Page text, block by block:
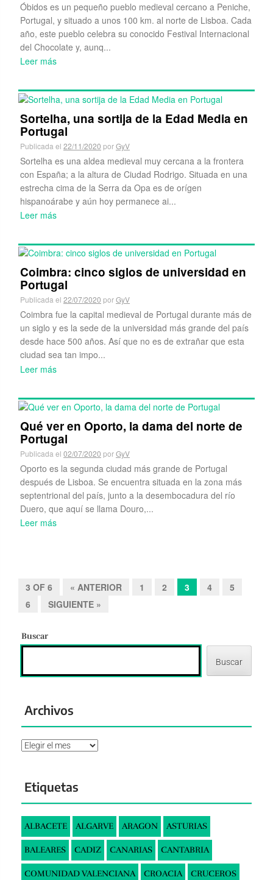
Óbidos es un pequeño pueblo medieval cercano a Peniche,
Portugal, y situado a unos 100 km. al norte de Lisboa. Cada
año, este pueblo celebra su conocido Festival Internacional
del Chocolate y, aunq...
Leer más
Sortelha, una sortija de la Edad Media en
Portugal
Publicada el 22/11/2020 porGyV
Sortelha es una aldea medieval muy cercana a la frontera
con España; a la altura de Ciudad Rodrigo. Situada en una
estrecha cima de la Serra da Opa es de orígen
hispanoárabe y aún hoy permanece ai...
Leer más
Coimbra: cinco siglos de universidad en
Portugal
Publicada el 22/07/2020 porGyV
Coimbra fue la capital medieval de Portugal durante más de
un siglo y es la sede de la universidad más grande del país
desde hace 500 años. Así que no es de extrañar que esta
ciudad sea tan impo...
Leer más
Qué ver en Oporto, la dama del norte de
Portugal
Publicada el 02/07/2020 porGyV
Oporto es la segunda ciudad más grande de Portugal
después de Lisboa. Se encuentra situada en la zona más
septentrional del país, junto a la desembocadura del río
Duero, que aquí se llama Douro,...
Leer más
3 OF 6 « ANTERIOR 1 2 3 4
5
6
SIGUIENTE »
Buscar
Buscar
Archivos
Archivos
Etiquetas
ALBACETE ALGARVE ARAGON ASTURIAS
BALEARES CADIZ CANARIAS CANTABRIA
COMUNIDAD VALENCIANA CROACIA CRUCEROS